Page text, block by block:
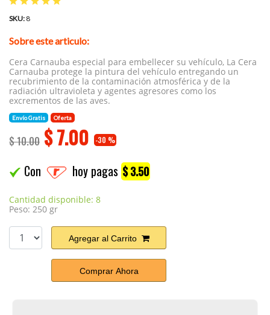
SKU: 8
Sobre este articulo:
Cera Carnauba especial para embellecer su vehículo, La Cera
Carnauba protege la pintura del vehículo entregando un
recubrimiento de la contaminación atmosférica y de la
radiación ultravioleta y agentes agresores como los
excrementos de las aves.
Envío Gratis Oferta
$ 10.00 $7.00 -30 %
Con hoy pagas $ 3.50
Cantidad disponible: 8
Peso: 250 gr
Agregar al Carrito
Comprar Ahora